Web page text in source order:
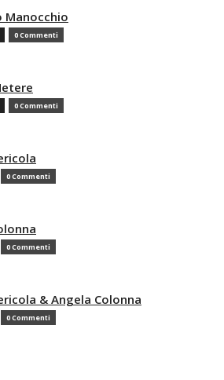
Manocchio
0 Commenti
0 Commenti
0 Commenti
0 Commenti
& Angela Colonna
0 Commenti